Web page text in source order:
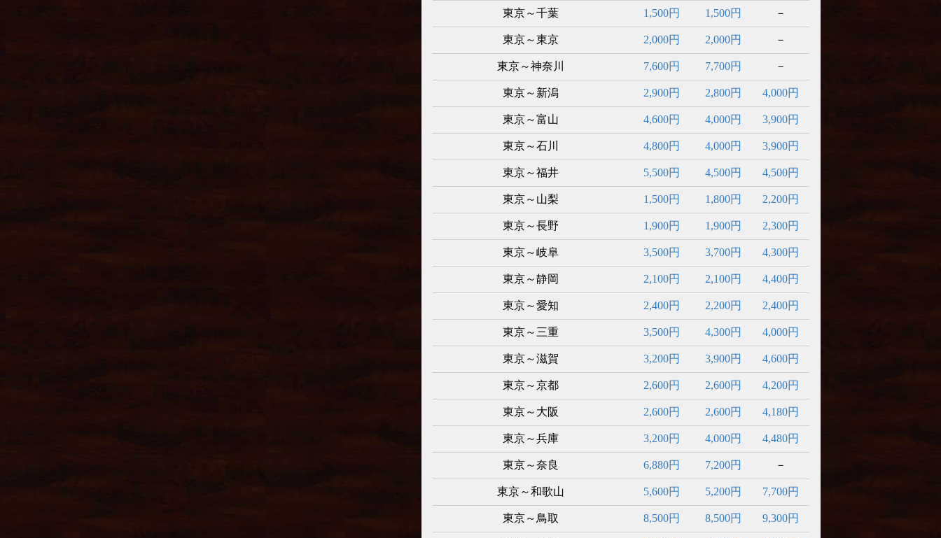
東京～千葉 1,500円 1,500円 －
東京～東京 2,000円 2,000円 －
東京～神奈川 7,600円 7,700円 －
東京～新潟 2,900円 2,800円 4,000円
東京～富山 4,600円 4,000円 3,900円
東京～石川 4,800円 4,000円 3,900円
東京～福井 5,500円 4,500円 4,500円
東京～山梨 1,500円 1,800円 2,200円
東京～長野 1,900円 1,900円 2,300円
東京～岐阜 3,500円 3,700円 4,300円
東京～静岡 2,100円 2,100円 4,400円
東京～愛知 2,400円 2,200円 2,400円
東京～三重 3,500円 4,300円 4,000円
東京～滋賀 3,200円 3,900円 4,600円
東京～京都 2,600円 2,600円 4,200円
東京～大阪 2,600円 2,600円 4,180円
東京～兵庫 3,200円 4,000円 4,480円
東京～奈良 6,880円 7,200円 －
東京～和歌山 5,600円 5,200円 7,700円
東京～鳥取 8,500円 8,500円 9,300円